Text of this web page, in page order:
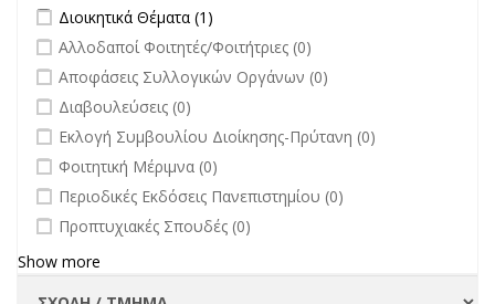
Apply Διοικητικά Θέματα filter
Διοικητικά Θέματα (1)
undefined
Αλλοδαποί Φοιτητές/Φοιτήτριες (0)
undefined
Αποφάσεις Συλλογικών Οργάνων (0)
undefined
Διαβουλεύσεις (0)
undefined
Εκλογή Συμβουλίου Διοίκησης-Πρύτανη (0)
undefined
Φοιτητική Μέριμνα (0)
undefined
Περιοδικές Εκδόσεις Πανεπιστημίου (0)
undefined
Προπτυχιακές Σπουδές (0)
Show more